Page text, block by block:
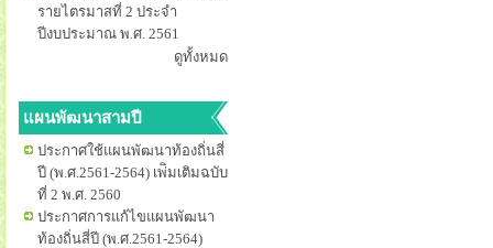
รายไตรมาสที่ 2 ประจำ
ปีงบประมาณ พ.ศ. 2561
ดูทั้งหมด
แผนพัฒนาสามปี
ประกาศใช้แผนพัฒนาท้องถิ่นสี่
ปี (พ.ศ.2561-2564) เพ่ิมเติมฉบับ
ที่ 2 พ.ศ. 2560
ประกาศการแก้ไขแผนพัฒนา
ท้องถิ่นสี่ปี (พ.ศ.2561-2564)